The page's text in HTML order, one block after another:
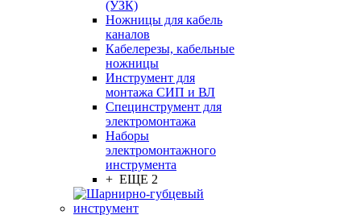
(УЗК)
Ножницы для кабель
каналов
Кабелерезы, кабельные
ножницы
Инструмент для
монтажа СИП и ВЛ
Специнструмент для
электромонтажа
Наборы
электромонтажного
инструмента
+ ЕЩЕ 2